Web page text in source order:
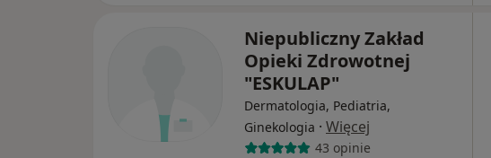
Niepubliczny Zakład
Opieki Zdrowotnej
"ESKULAP"
Dermatologia, Pediatria,
Ginekologia · Więcej
43 opinie